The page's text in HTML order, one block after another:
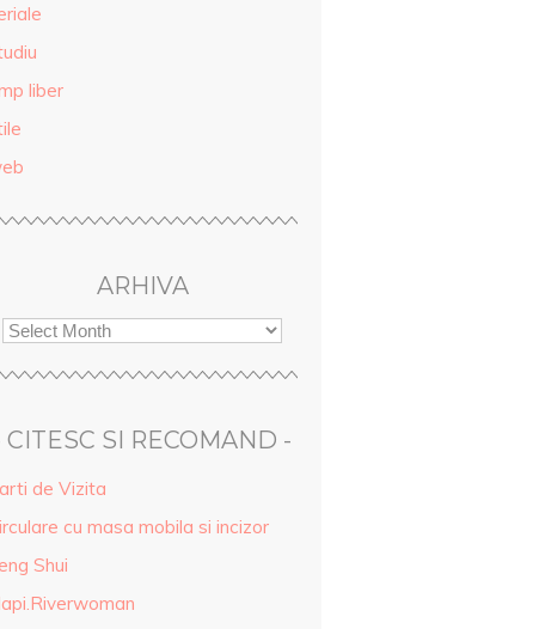
liber
ARHIVA
CITESC SI RECOMAND -
de Vizita
cu masa mobila si incizor
Shui